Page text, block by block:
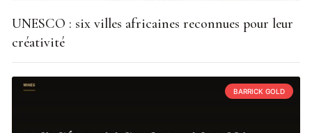
UNESCO : six villes africaines reconnues pour leur
créativité
BARRICK GOLD